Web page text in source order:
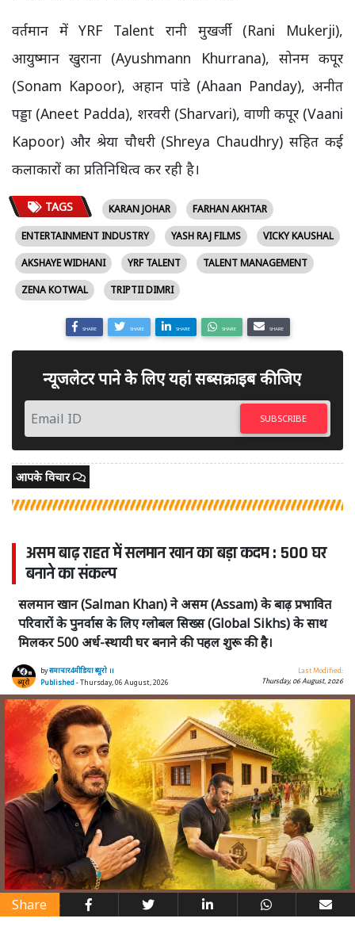
वर्तमान में YRF Talent रानी मुखर्जी (Rani Mukerji),
आयुष्मान खुराना (Ayushmann Khurrana), सोनम कपूर
(Sonam Kapoor), अहान पांडे (Ahaan Panday), अनीत
पड्डा (Aneet Padda), शरवरी (Sharvari), वाणी कपूर (Vaani
Kapoor) और श्रेया चौधरी (Shreya Chaudhry) सहित कई
कलाकारों का प्रतिनिधित्व कर रही है।
TAGS KARAN JOHAR
FARHAN AKHTAR
ENTERTAINMENT INDUSTRY
YASH RAJ FILMS
VICKY KAUSHAL
AKSHAYE WIDHANI
YRF TALENT
TALENT MANAGEMENT
ZENA KOTWAL
TRIPTII DIMRI
SHARE SHARE SHARE SHARE SHARE
न्यूजलेटर पाने के लिए यहां सब्सक्राइब कीजिए
SUBSCRIBE
आपके विचार
असम बाढ़ राहत में सलमान खान का बड़ा कदम : 500 घर
बनाने का संकल्प
सलमान खान (Salman Khan) ने असम (Assam) के बाढ़ प्रभावित
परिवारों के पुनर्वास के लिए ग्लोबल सिख्स (Global Sikhs) के साथ
मिलकर 500 अर्ध-स्थायी घर बनाने की पहल शुरू की है।
byसमाचार4मीडिया ब्यूरो ।।
Published - Thursday, 06 August, 2026
Last Modified:
Thursday, 06 August, 2026
Share